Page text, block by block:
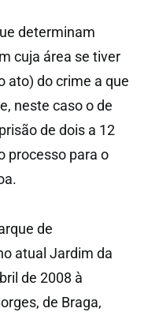
determinam
cuja área se tiver
ato) do crime a que
neste caso o de
de dois a 12
processo para o
de
atual Jardim da
de 2008 à
de Braga,